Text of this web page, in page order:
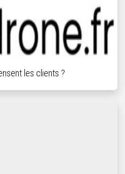
les clients ?